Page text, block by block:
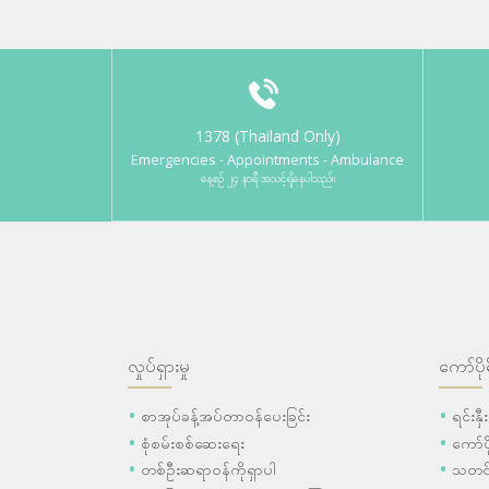
1378 (Thailand Only)
Emergencies - Appointments - Ambulance
နေ့စဉ် ၂၄ နာရီ အသင့်ရှိနေပါသည်။
လှုပ်ရှားမှု
စာအုပ်ခန့်အပ်တာဝန်ပေးခြင်း
စုံစမ်းစစ်ဆေးရေး
တစ်ဦးဆရာဝန်ကိုရှာပါ
ကော်
ရင်း
ကေ
သတင်